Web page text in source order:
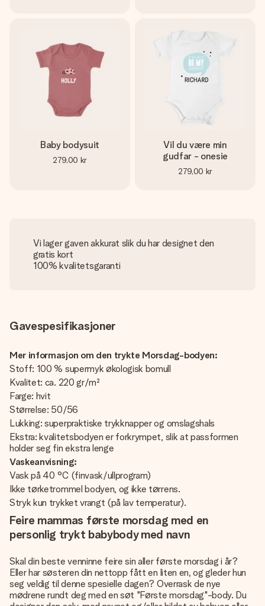
Baby bodysuit
279,00 kr
Vil du være min
gudfar - onesie
279,00 kr
Vi lager gaven akkurat slik du har designet den
gratis kort
100% kvalitetsgaranti
Gavespesifikasjoner
Mer informasjon om den trykte Morsdag-bodyen:
Stoff: 100 % supermyk økologisk bomull
Kvalitet: ca. 220 gr/m²
Farge: hvit
Størrelse: 50/56
Lukking: superpraktiske trykknapper og omslagshals
Ekstra: kvalitetsbodyen er forkrympet, slik at passformen
holder seg fin ekstra lenge
Vaskeanvisning:
Vask på 40 °C (finvask/ullprogram)
Ikke tørketrommel bodyen, og ikke tørrens.
Stryk kun trykket vrangt (på lav temperatur).
Feire mammas første morsdag med en
personlig trykt babybody med navn
Skal din beste venninne feire sin aller første morsdag i år?
Eller har søsteren din nettopp fått en liten en, og gleder hun
seg veldig til denne spesielle dagen? Overrask de nye
mødrene rundt deg med en søt "Første morsdag"-body. Du